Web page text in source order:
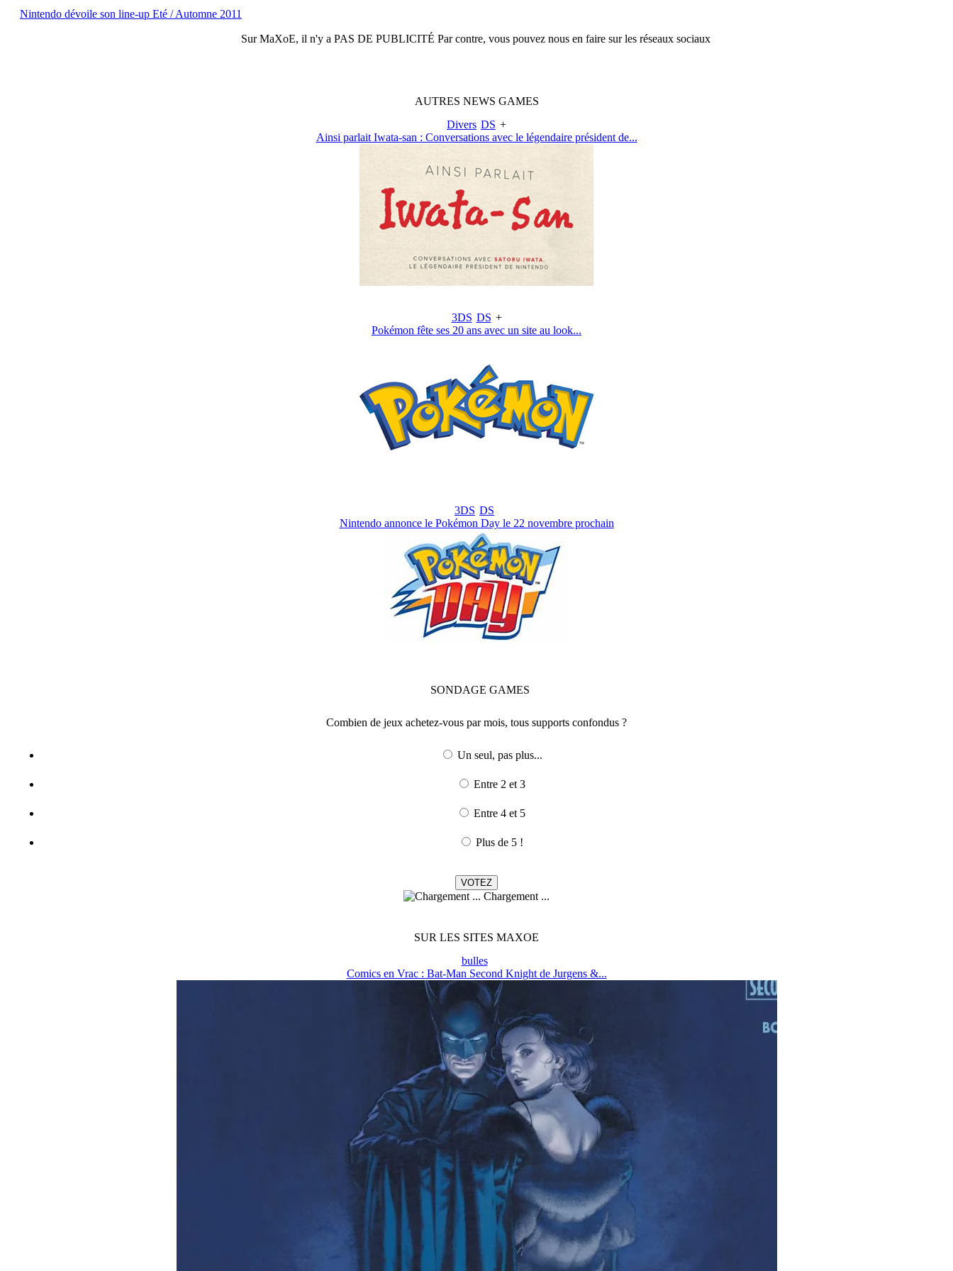
Nintendo dévoile son line-up Eté / Automne 2011
SurMaXoE, il n'y a PAS DE PUBLICITÉ Par contre, vous pouvez nous en faire sur les réseaux sociaux
AUTRES NEWS GAMES
Divers DS +
Ainsi parlait Iwata-san : Conversations avec le légendaire président de...
3DS DS +
Pokémon fête ses 20 ans avec un site au look...
3DS DS
Nintendo annonce le Pokémon Day le 22 novembre prochain
SONDAGE GAMES
Combien de jeux achetez-vous par mois, tous supports confondus ?
Un seul, pas plus...
Entre 2 et 3
Entre 4 et 5
Plus de 5 !
Chargement ...
SUR LES SITES MAXOE
bulles
Comics en Vrac : Bat-Man Second Knight de Jurgens &...